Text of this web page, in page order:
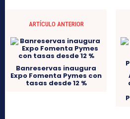
ARTÍCULO ANTERIOR
Banreservas inaugura
Expo Fomenta Pymes con
tasas desde 12 %